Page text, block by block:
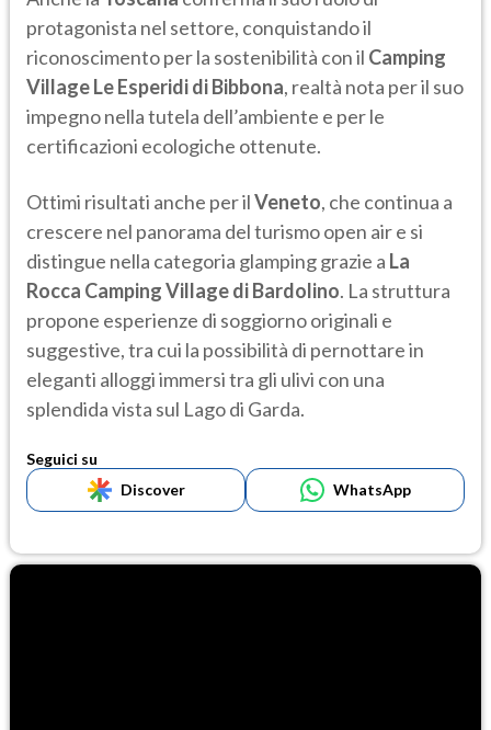
protagonista nel settore, conquistando il
riconoscimento per la sostenibilità con il Camping
Village Le Esperidi di Bibbona, realtà nota per il suo
impegno nella tutela dell’ambiente e per le
certificazioni ecologiche ottenute.
Ottimi risultati anche per ilVeneto, che continua a
crescere nel panorama del turismo open air e si
distingue nella categoria glamping grazie a La
Rocca Camping Village di Bardolino. La struttura
propone esperienze di soggiorno originali e
suggestive, tra cui la possibilità di pernottare in
eleganti alloggi immersi tra gli ulivi con una
splendida vista sul Lago di Garda.
Seguici su
Discover
WhatsApp